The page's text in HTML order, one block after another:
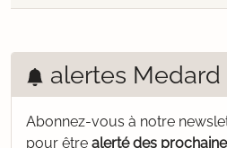
alertes
Abonnez-vous à notre
pour être alerté des